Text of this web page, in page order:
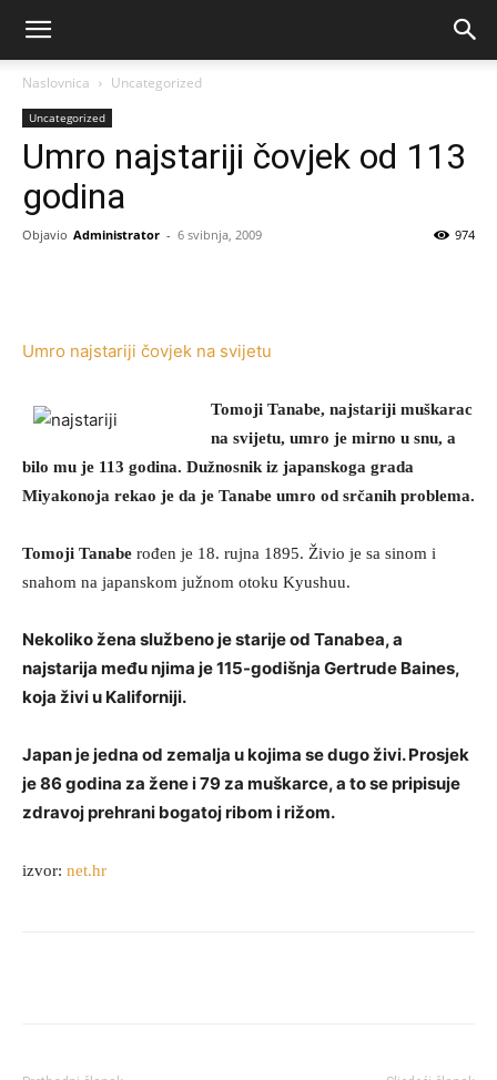
Naslovnica Uncategorized
Uncategorized
Umro najstariji čovjek od 113
godina
Objavio Administrator - 6 svibnja, 2009 974
Umro najstariji čovjek na svijetu
Tomoji Tanabe, najstariji muškarac
na svijetu, umro je mirno u snu, a
bilo mu je 113 godina. Dužnosnik iz japanskoga grada
Miyakonoja rekao je da je Tanabe umro od srčanih problema.
Tomoji Tanabe rođen je 18. rujna 1895. Živio je sa sinom i
snahom na japanskom južnom otoku Kyushuu.
Nekoliko žena službeno je starije od Tanabea, a
najstarija među njima je 115-godišnja Gertrude Baines,
koja živi u Kaliforniji.
Japan je jedna od zemalja u kojima se dugo živi. Prosjek
je 86 godina za žene i 79 za muškarce, a to se pripisuje
zdravoj prehrani bogatoj ribom i rižom.
izvor: net.hr